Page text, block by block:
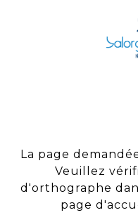
La page
Veuillez
d'orthographe
page